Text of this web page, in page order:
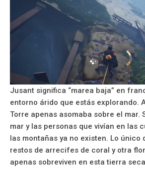
Jusant significa “marea baja” en
entorno árido que estás explorando.
Torre apenas asomaba sobre el mar.
mar y las personas que vivían en las
las montañas ya no existen. Lo único
restos de arrecifes de coral y otra
apenas sobreviven en esta tierra